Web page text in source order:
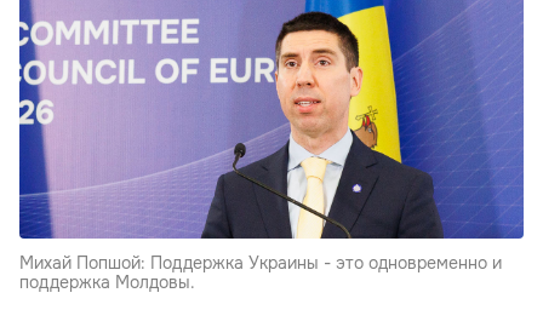
Михай Попшой: Поддержка Украины - это одновременно и
поддержка Молдовы.